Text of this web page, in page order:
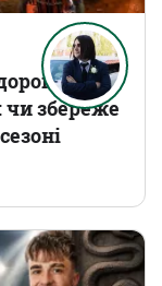
чи збереже